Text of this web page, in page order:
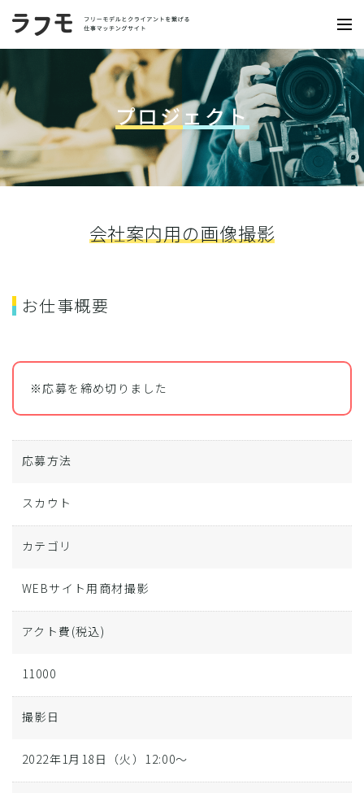
プロジェクト
会社案内用の画像撮影
お仕事概要
※応募を締め切りました
応募方法
スカウト
カテゴリ
WEBサイト用商材撮影
アクト費 (税込)
11000
撮影日
2022年1月18日（火）12:00～